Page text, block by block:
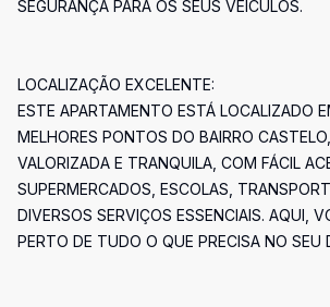
SEGURANÇA PARA OS SEUS VEÍCULOS.
LOCALIZAÇÃO EXCELENTE:
ESTE APARTAMENTO ESTÁ LOCALIZADO
MELHORES PONTOS DO BAIRRO
VALORIZADA E TRANQUILA, COM FÁCIL
SUPERMERCADOS, ESCOLAS,
DIVERSOS SERVIÇOS ESSENCIAIS. AQUI,
PERTO DE TUDO O QUE PRECISA NO SEU